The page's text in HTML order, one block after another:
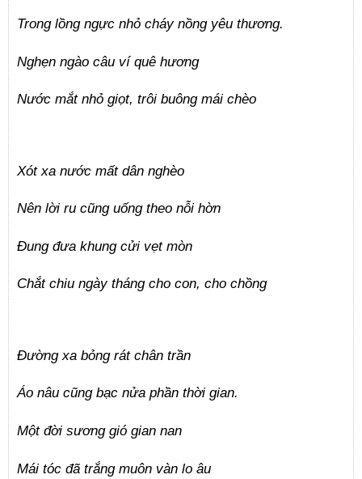
Trong lồng ngực nhỏ cháy nồng yêu thương.
Nghẹn ngào câu ví quê hương
Nước mắt nhỏ giọt, trôi buông mái chèo
Xót xa nước mất dân nghèo
Nên lời ru cũng uống theo nỗi hờn
Đung đưa khung cửi vẹt mòn
Chắt chiu ngày tháng cho con, cho chồng
Đường xa bỏng rát chân trần
Áo nâu cũng bạc nửa phần thời gian.
Một đời sương gió gian nan
Mái tóc đã trắng muôn vàn lo âu